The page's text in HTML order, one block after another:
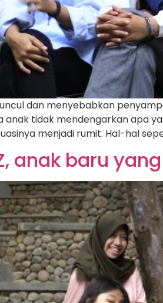
dan menyebabkan
anak tidak mendengarkan apa
menjadi rumit. Hal-hal
anak baru